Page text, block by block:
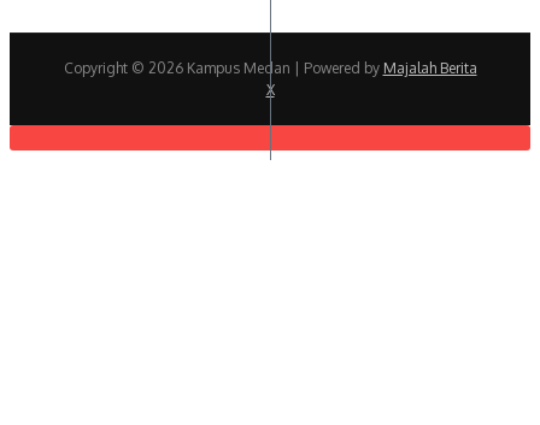
Copyright © 2026 Kampus Medan | Powered by Majalah Berita
X